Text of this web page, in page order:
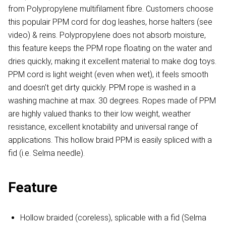
from Polypropylene multifilament fibre. Customers choose
this populair PPM cord for dog leashes, horse halters (see
video) & reins. Polypropylene does not absorb moisture,
this feature keeps the PPM rope floating on the water and
dries quickly, making it excellent material to make dog toys.
PPM cord is light weight (even when wet), it feels smooth
and doesn't get dirty quickly. PPM rope is washed in a
washing machine at max. 30 degrees. Ropes made of PPM
are highly valued thanks to their low weight, weather
resistance, excellent knotability and universal range of
applications. This hollow braid PPM is easily spliced with a
fid (i.e. Selma needle).
Feature
Hollow braided (coreless), splicable with a fid (Selma